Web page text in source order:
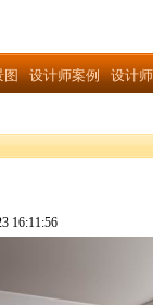
图 设计师案例 设计
16:11:56